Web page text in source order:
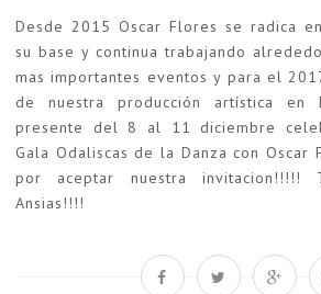
Desde 2015 Oscar Flores se radica
su base y continua trabajando
mas importantes eventos y para el
de nuestra producción artística en
presente del 8 al 11 diciembre
Gala Odaliscas de la Danza con Oscar
por aceptar nuestra invitacion!!!!!
Ansias!!!!